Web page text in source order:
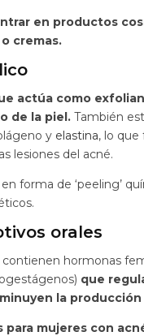
en productos
cremas.
actúa como
de la piel. También
y elastina, lo que
lesiones del acné.
forma de ‘peeling’
orales
contienen hormonas
que
la
para mujeres con